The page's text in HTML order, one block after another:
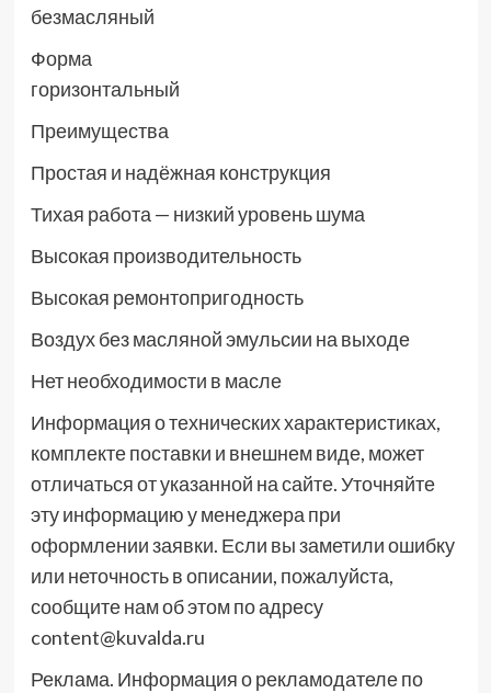
безмасляный
Форма
горизонтальный
Преимущества
Простая и надёжная конструкция
Тихая работа — низкий уровень шума
Высокая производительность
Высокая ремонтопригодность
Воздух без масляной эмульсии на выходе
Нет необходимости в масле
Информация о технических характеристиках,
комплекте поставки и внешнем виде, может
отличаться от указанной на сайте. Уточняйте
эту информацию у менеджера при
оформлении заявки. Если вы заметили ошибку
или неточность в описании, пожалуйста,
сообщите нам об этом по адресу
content@kuvalda.ru
Реклама. Информация о рекламодателе по